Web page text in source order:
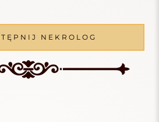
NEKROLOG